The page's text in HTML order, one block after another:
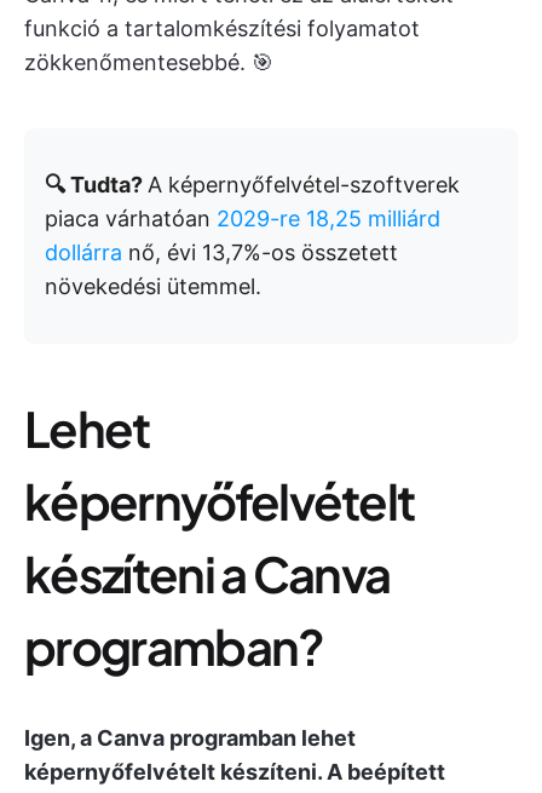
funkció a tartalomkészítési folyamatot
zökkenőmentesebbé. 🎯
🔍 Tudta? A képernyőfelvétel-szoftverek
piaca várhatóan 2029-re 18,25 milliárd
dollárra nő, évi 13,7%-os összetett
növekedési ütemmel.
Lehet
képernyőfelvételt
készíteni a Canva
programban?
Igen, a Canva programban lehet
képernyőfelvételt készíteni. A beépített